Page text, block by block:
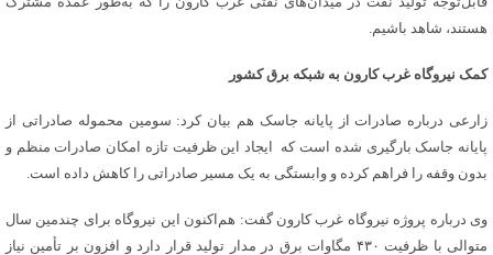
هستند، شاهد باشیم.
کمک نیروگاه غرب کارون به شبکه برق کشور
زارعی درباره صادرات از پایانه جاسک هم بیان کرد: سومین محموله صادراتی از
پایانه جاسک بارگیری شده است که ایجاد این ظرفیت تازه امکان صادرات منظم و
بدون وقفه را فراهم کرده و وابستگی به یک مسیر صادراتی را کاهش داده است.
وی درباره پروژه نیروگاه غرب کارون گفت: هم‌اکنون این نیروگاه برای چندمین سال
متوالی با ظرفیت ۴۳۰ مگاوات برق در مدار تولید قرار دارد و افزون بر تأمین نیاز